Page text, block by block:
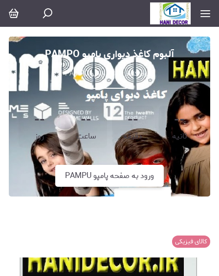
آلبوم کاغذ دیواری پامپو PAMPO
آلبوم کاغذ دیواری پامپو PAMPO
--
روز
--
ساعت
--
دقیقه
--
ثانیه
ورود به صفحه پامپو PAMPU
کالای فیزیکی